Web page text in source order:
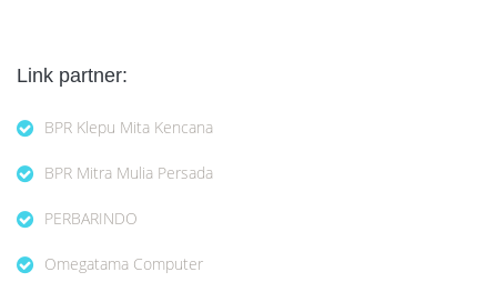
Link partner:
BPR Klepu Mita Kencana
BPR Mitra Mulia Persada
PERBARINDO
Omegatama Computer